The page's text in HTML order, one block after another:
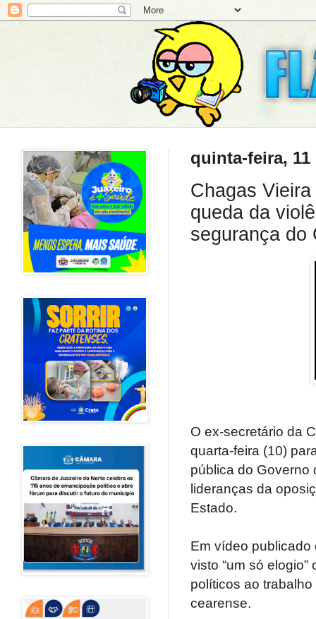
quinta-feira,
Chagas
queda da
segurança do
O ex-secretário da
quarta-feira (10)
pública do Governo
lideranças da
Estado.
Em vídeo publicado
visto “um só
políticos ao
cearense.